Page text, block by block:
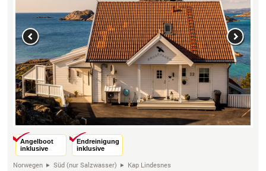
Previous Next
Angelboot
inklusive
Endreinigung
inklusive
Norwegen Süd (nur Salzwasser) Kap Lindesnes